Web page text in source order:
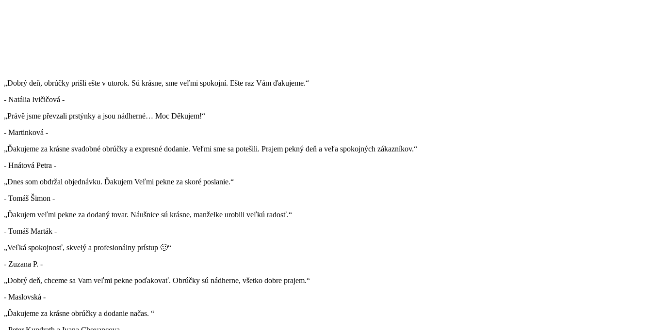
„Dobrý deň, obrúčky prišli ešte v utorok. Sú krásne, sme veľmi spokojní. Ešte raz Vám ďakujeme.“
- Natália Ivičičová -
„Právě jsme převzali prstýnky a jsou nádherné… Moc Děkujem!“
- Martinková -
„Ďakujeme za krásne svadobné obrúčky a expresné dodanie. Veľmi sme sa potešili. Prajem pekný deň a veľa spokojných zákazníkov.“
- Hnátová Petra -
„Dnes som obdržal objednávku. Ďakujem Veľmi pekne za skoré poslanie.“
- Tomáš Šimon -
„Ďakujem veľmi pekne za dodaný tovar. Náušnice sú krásne, manželke urobili veľkú radosť.“
- Tomáš Marták -
„Veľká spokojnosť, skvelý a profesionálny prístup 🙂“
- Zuzana P. -
„Dobrý deň, chceme sa Vam veľmi pekne poďakovať. Obrúčky sú nádherne, všetko dobre prajem.“
- Maslovská -
„Ďakujeme za krásne obrúčky a dodanie načas. “